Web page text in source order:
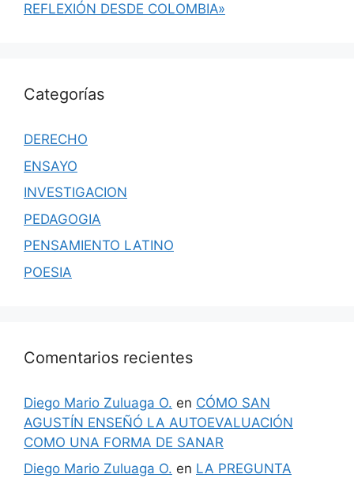
REFLEXIÓN DESDE COLOMBIA»
Categorías
DERECHO
ENSAYO
INVESTIGACION
PEDAGOGIA
PENSAMIENTO LATINO
POESIA
Comentarios recientes
Diego Mario Zuluaga O. en CÓMO SAN
AGUSTÍN ENSEÑÓ LA AUTOEVALUACIÓN
COMO UNA FORMA DE SANAR
Diego Mario Zuluaga O. en LA PREGUNTA